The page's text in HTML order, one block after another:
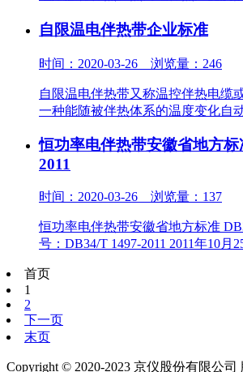
自限温电伴热带企业标准
时间：2020-03-26 浏览量：246
自限温电伴热带又称温控伴热电缆
一种能随被伴热体系的温度变化自
恒功率电伴热带安徽省地方
2011
时间：2020-03-26 浏览量：137
恒功率电伴热带安徽省地方标准
号：DB34/T 1497-2011 2011年10月
首页
1
2
下一页
末页
Copyright © 2020-2023 京仪股份有限公司